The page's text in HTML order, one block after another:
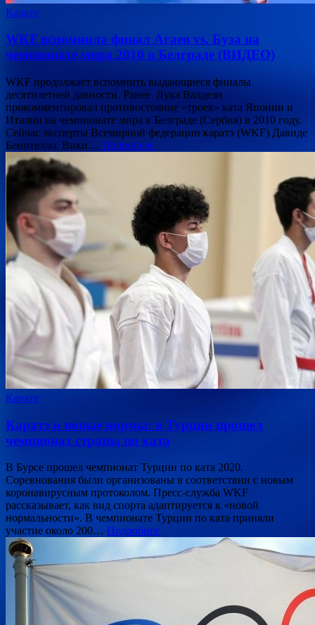
Карате
WKF вспомнила финал Агаев vs. Буза на
чемпионате мира 2010 в Белграде (ВИДЕО)
WKF продолжает вспомнить выдающиеся финалы
десятилетней давности. Ранее Лука Валдези
прокомментировал противостояние «троек» ката Японии и
Италии на чемпионате мира в Белграде (Сербия) в 2010 году.
Сейчас эксперты Всемирной федерации каратэ (WKF) Давиде
Бенителло, Вики… Подробнее
Карате
Каратэ и новые нормы: в Турции прошел
чемпионат страны по ката
В Бурсе прошел чемпионат Турции по ката 2020.
Соревнования были организованы в соответствии с новым
коронавирусным протоколом. Пресс-служба WKF
рассказывает, как вид спорта адаптируется к «новой
нормальности». В чемпионате Турции по ката приняли
участие около 200… Подробнее